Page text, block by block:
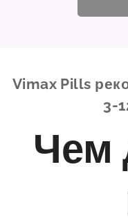
Vimax Pills
3-
Чем